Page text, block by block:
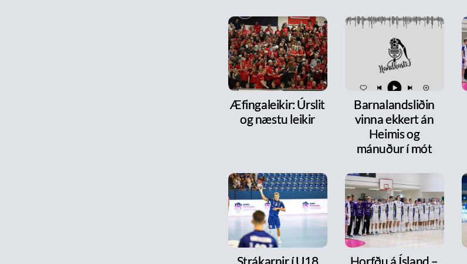
Æfingaleikir: Úrslit
og næstu leikir
Barnalandsliðin
vinna ekkert án
Heimis og
mánuður í mót
Strákarnir í U18 Horfðu á Ísland –